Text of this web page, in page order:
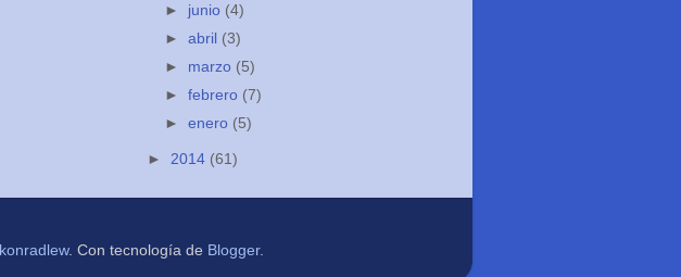
► junio (4)
►abril (3)
► marzo (5)
►febrero (7)
►enero (5)
► 2014 (61)
konradlew. Con tecnología de Blogger.